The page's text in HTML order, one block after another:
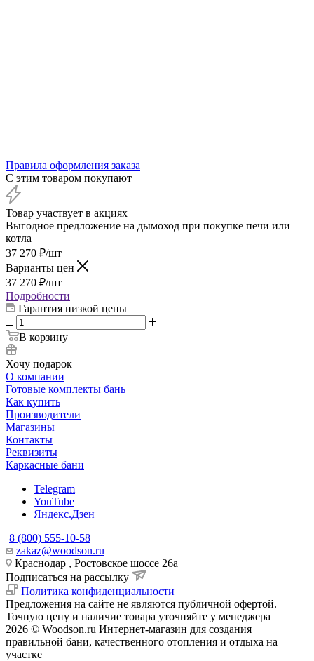
Правила оформления заказа
С этим товаром покупают
Товар участвует в акциях
Выгодное предложение на дымоход при покупке печи или
котла
37 270 ₽/шт
Варианты цен
37 270 ₽/шт
Подробности
Гарантия низкой цены
В корзину
Хочу подарок
О компании
Готовые комплекты бань
Как купить
Производители
Магазины
Контакты
Реквизиты
Каркасные бани
Telegram
YouTube
Яндекс.Дзен
8 (800) 555-10-58
zakaz@woodson.ru
Краснодар , Ростовское шоссе 26а
Подписаться на рассылку
Политика конфиденциальности
Предложения на сайте не являются публичной офертой.
Точную цену и наличие товара уточняйте у менеджера
2026 © Woodson.ru Интернет-магазин для создания
правильной бани, качественного отопления и отдыха на
участке